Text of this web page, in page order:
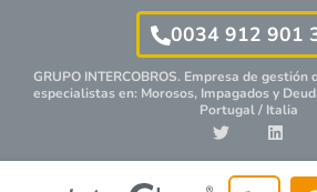
0034 912 901
GRUPO INTERCOBROS. Empresa de gestión
especialistasen: Morosos, Impagados y
Portugal / Italia